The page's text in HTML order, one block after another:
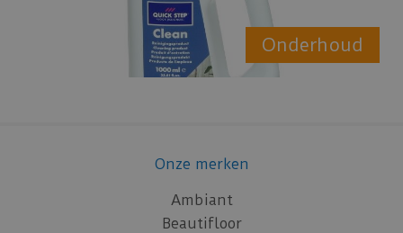
Onderhoud
Onze merken
Ambiant
Beautifloor